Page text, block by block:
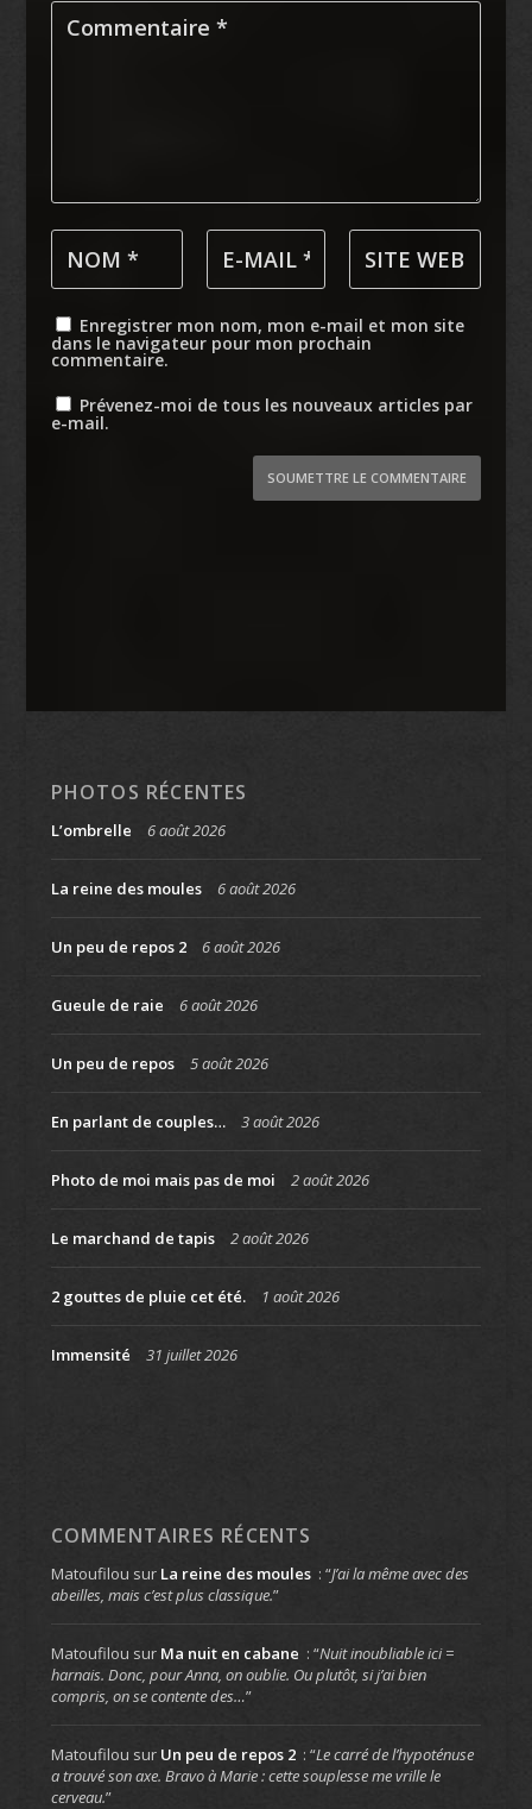
Enregistrer mon nom, mon e-mail et mon site
dans le navigateur pour mon prochain
commentaire.
Prévenez-moi de tous les nouveaux articles par
e-mail.
SOUMETTRE LE COMMENTAIRE
PHOTOS RÉCENTES
L’ombrelle 6 août 2026
La reine des moules 6 août 2026
Un peu de repos 2 6 août 2026
Gueule de raie 6 août 2026
Un peu de repos 5 août 2026
En parlant de couples… 3 août 2026
Photo de moi mais pas de moi 2 août 2026
Le marchand de tapis 2 août 2026
2 gouttes de pluie cet été. 1 août 2026
Immensité 31 juillet 2026
COMMENTAIRES RÉCENTS
Matoufilou sur La reine des moules : “J’ai la même avec des
abeilles, mais c’est plus classique.”
Matoufilou sur Ma nuit en cabane : “Nuit inoubliable ici =
harnais. Donc, pour Anna, on oublie. Ou plutôt, si j’ai bien
compris, on se contente des…”
Matoufilou sur Un peu de repos 2 : “Le carré de l’hypoténuse
a trouvé son axe. Bravo à Marie : cette souplesse me vrille le
cerveau.”